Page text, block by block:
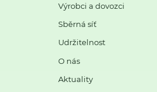
Výrobci a dovozci
Sběrná síť
Udržitelnost
O nás
Aktuality